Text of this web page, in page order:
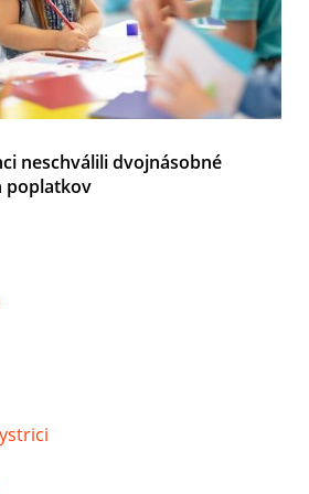
neschválili dvojnásobné
poplatkov